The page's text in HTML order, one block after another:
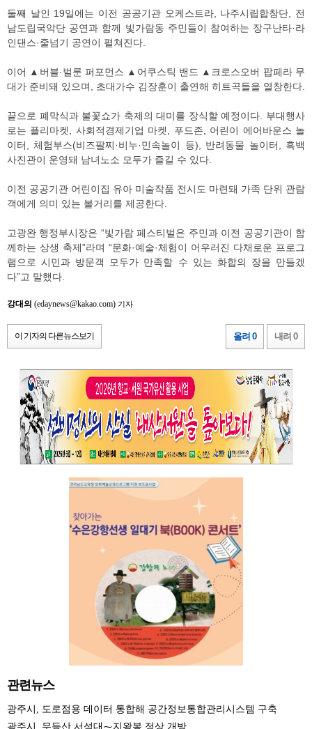
둘째 날인 19일에는 이전 공공기관 오케스트라, 나주시립합창단, 전
남도립국악단 공연과 함께 빛가람동 주민들이 참여하는 장구난타·라
인댄스·줄넘기 공연이 펼쳐진다.
이어 ▲버블·벌룬 퍼포먼스 ▲어쿠스틱 밴드 ▲크로스오버 팝페라 무
대가 준비돼 있으며, 초대가수 김장훈이 출연해 히트곡들을 열창한다.
끝으로 폐막식과 불꽃쇼가 축제의 대미를 장식할 예정이다. 부대행사
로는 플리마켓, 사회적경제기업 마켓, 푸드존, 어린이 에어바운스 놀
이터, 체험부스(비즈팔찌·비누·민속놀이 등), 반려동물 놀이터, 흑백
사진관이 운영돼 남녀노소 모두가 즐길 수 있다.
이전 공공기관 어린이집 유아 미술작품 전시도 마련돼 가족 단위 관람
객에게 의미 있는 볼거리를 제공한다.
고광완 행정부시장은 “빛가람 페스티벌은 주민과 이전 공공기관이 함
께하는 상생 축제”라며 “문화·예술·체험이 어우러진 다채로운 프로그
램으로 시민과 방문객 모두가 만족할 수 있는 화합의 장을 만들겠
다”고 말했다.
강대의 (edaynews@kakao.com) 기자
이 기자의 다른뉴스보기 올려 0 내려 0
관련뉴스
광주시, 도로점용 데이터 통합해 공간정보통합관리시스템 구축
광주시, 무등산 서석대⁓지왕봉 정상 개방